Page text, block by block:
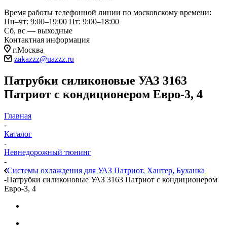
Время работы телефонной линии по московскому времени:
Пн–чт: 9:00–19:00 Пт: 9:00–18:00
Сб, вс — выходные
Контактная информация
г.Москва
zakazzz@uazzz.ru
Патрубки силиконовые УАЗ 3163
Патриот с кондиционером Евро-3, 4
Главная
-
Каталог
-
Невнедорожный тюнинг
-
Системы охлаждения для УАЗ Патриот, Хантер, Буханка
-Патрубки силиконовые УАЗ 3163 Патриот с кондиционером
Евро-3, 4